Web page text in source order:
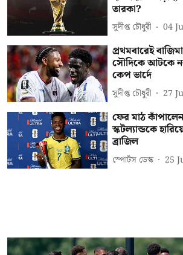
তারকা?
সুদীপ্ত চৌধুরী 04
প্রথমবারেই
সৌদিকে আটকে
কেপ ভার্দে
সুদীপ্ত চৌধুরী 27
ফের মাঠ
স্কটল্যান্ডকে
ব্রাজিল
স্পোর্টস ডেস্ক 25